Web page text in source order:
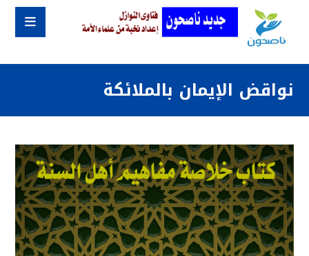
نواقض الإيمان بالملائكة